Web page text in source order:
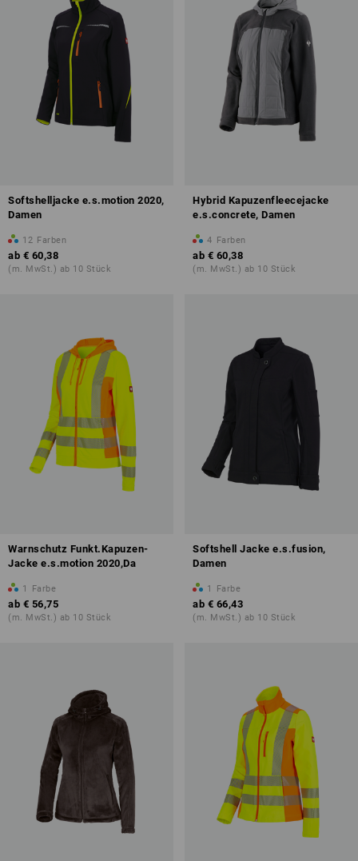
Softshelljacke e.s.motion 2020,
Damen
12 Farben
ab € 60,38
(m. MwSt.) ab 10 Stück
Hybrid Kapuzenfleecejacke
e.s.concrete, Damen
4 Farben
ab € 60,38
(m. MwSt.) ab 10 Stück
Warnschutz Funkt.Kapuzen-
Jacke e.s.motion 2020,Da
1 Farbe
ab € 56,75
(m. MwSt.) ab 10 Stück
Softshell Jacke e.s.fusion,
Damen
1 Farbe
ab € 66,43
(m. MwSt.) ab 10 Stück